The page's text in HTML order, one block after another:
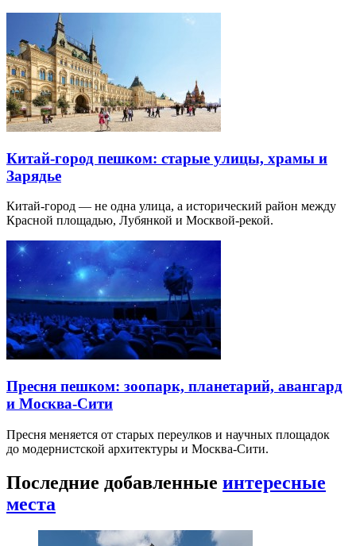
Китай-город пешком: старые улицы, храмы и
Зарядье
Китай-город — не одна улица, а исторический район между
Красной площадью, Лубянкой и Москвой-рекой.
Пресня пешком: зоопарк, планетарий, авангард
и Москва-Сити
Пресня меняется от старых переулков и научных площадок
до модернистской архитектуры и Москва-Сити.
Последние добавленные интересные
места